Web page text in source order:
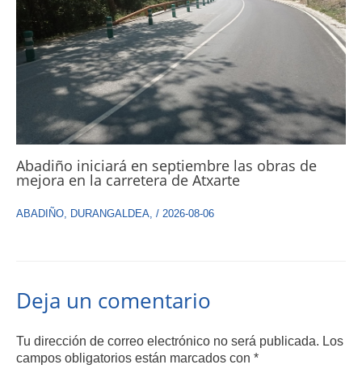
Abadiño iniciará en septiembre las obras de
mejora en la carretera de Atxarte
ABADIÑO DURANGALDEA / 2026-08-06
Deja un comentario
Tu dirección de correo electrónico no será publicada. Los
campos obligatorios están marcados con *